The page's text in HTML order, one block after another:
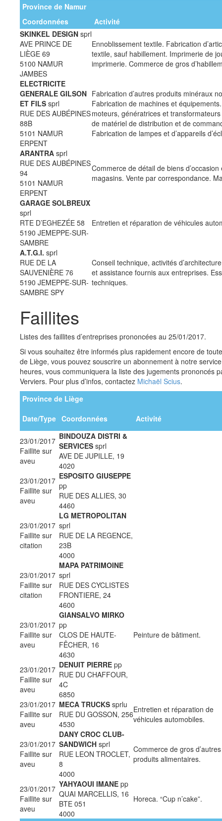
Province de Namur
Coordonnées
Activité
SKINKEL DESIGN sprl
AVE PRINCE DE
LIÈGE 69
5100 NAMUR
JAMBES
Ennoblissement textile. Fabrication
textile, sauf habillement. Imprimerie de
imprimerie. Commerce de gros
ELECTRICITE
GENERALE GILSON
ET FILS sprl
RUE DES AUBÉPINES
88B
5101 NAMUR
ERPENT
Fabrication d’autres produits minéraux
Fabrication de machines et
moteurs, génératrices et
de matériel de distribution et de
Fabrication de lampes et d’appareils
ARANTRA sprl
RUE DES AUBÉPINES
94
5101 NAMUR
ERPENT
Commerce de détail de biens d’occasion
magasins. Vente par correspondance.
GARAGE SOLBREUX
sprl
RTE D’EGHEZÉE 58
5190 JEMEPPE-SUR-
SAMBRE
Entretien et réparation de véhicules
A.T.G.I. sprl
RUE DE LA
SAUVENIÈRE 76
5190 JEMEPPE-SUR-
SAMBRE SPY
Conseil technique, activités
et assistance fournis aux entreprises.
techniques.
Faillites
Listes des faillites d’entreprises prononcées au 25/01/2017.
Si vous souhaitez être informés plus rapidement encore de
de Liège, vous pouvez souscrire un abonnement à notre
heures, vous communiquera la liste des jugements prononcés
Verviers. Pour plus d’infos, contactez Michaël Scius.
Province de Liège
Date/Type Coordonnées Activité
23/01/2017
Faillite sur
aveu
BINDOUZA DISTRI &
SERVICES sprl
AVE DE JUPILLE, 19
4020
23/01/2017
Faillite sur
aveu
ESPOSITO GIUSEPPE
pp
RUE DES ALLIES, 30
4460
23/01/2017
Faillite sur
citation
LG METROPOLITAN
sprl
RUE DE LA REGENCE,
23B
4000
23/01/2017
Faillite sur
citation
MAPA PATRIMOINE
sprl
RUE DES CYCLISTES
FRONTIERE, 24
4600
23/01/2017
Faillite sur
aveu
GIANSALVO MIRKO
pp
CLOS DE HAUTE-
FÊCHER, 16
4630
Peinture de bâtiment.
23/01/2017
Faillite sur
aveu
DENUIT PIERRE pp
RUE DU CHAFFOUR,
4C
6850
23/01/2017
Faillite sur
aveu
MECA TRUCKS sprlu
RUE DU GOSSON, 256
4530
Entretien et réparation de
véhicules automobiles.
23/01/2017
Faillite sur
aveu
DANY CROC CLUB-
SANDWICH sprl
RUE LEON TROCLET,
8
4000
Commerce de gros d’autres
produits alimentaires.
23/01/2017
Faillite sur
aveu
YAHYAOUI IMANE pp
QUAI MARCELLIS, 16
BTE 051
4000
Horeca. “Cup n’cake”.